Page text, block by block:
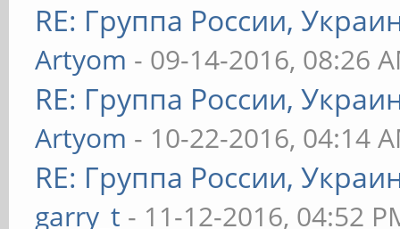
RE: Группа России,
Artyom - 09-14-2016, 08:26
RE: Группа России,
Artyom - 10-22-2016, 04:14
RE: Группа России,
garry_t - 11-12-2016, 04:52